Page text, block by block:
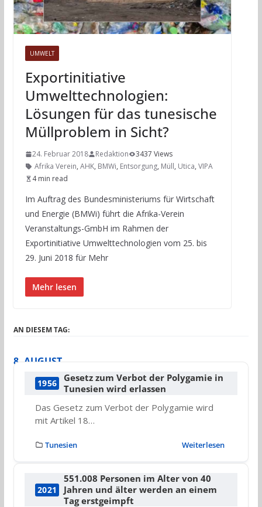
UMWELT
Exportinitiative
Umwelttechnologien:
Lösungen für das tunesische
Müllproblem in Sicht?
24. Februar 2018 Redaktion
3437 Views
Afrika Verein, AHK, BMWi, Entsorgung, Müll, Utica, VIPA
4 min read
Im Auftrag des Bundesministeriums für Wirtschaft
und Energie (BMWi) führt die Afrika-Verein
Veranstaltungs-GmbH im Rahmen der
Exportinitiative Umwelttechnologien vom 25. bis
29. Juni 2018 für Mehr
Mehr lesen
AN DIESEM TAG:
8. AUGUST
1956
Gesetz zum Verbot der Polygamie in
Tunesien wird erlassen
Das Gesetz zum Verbot der Polygamie wird
mit Artikel 18…
Tunesien Weiterlesen
2021
551.008 Personen im Alter von 40
Jahren und älter werden an einem
Tag erstgeimpft